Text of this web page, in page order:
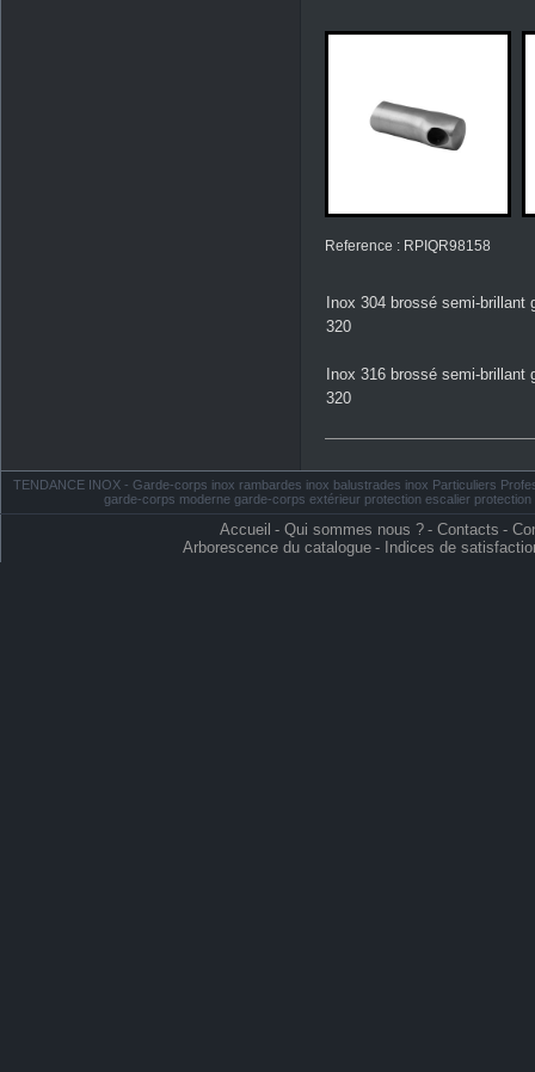
Reference : RPIQR98158
Inox 304 brossé semi-brillant
320
Inox 316 brossé semi-brillant
320
TENDANCE INOX - Garde-corps inox rambardes inox balustrades inox Particuliers
garde-corps moderne garde-corps extérieur protection escalier
Accueil - Qui sommes nous ? - Contacts -
Arborescence du catalogue - Indices de